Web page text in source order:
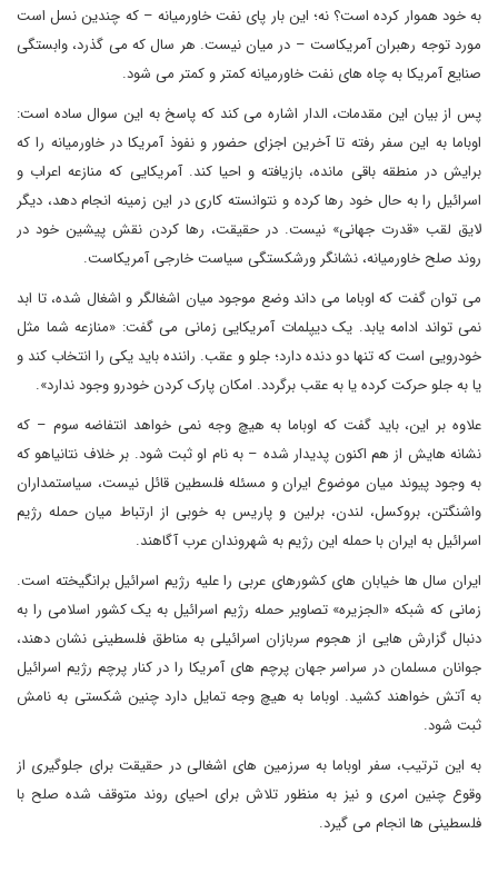
به خود هموار کرده است؟ نه؛ این بار پای نفت خاورمیانه – که چندین نسل است
مورد توجه رهبران آمریکاست – در میان نیست. هر سال که می گذرد، وابستگی
صنایع آمریکا به چاه های نفت خاورمیانه کمتر و کمتر می شود.
پس از بیان این مقدمات، الدار اشاره می کند که پاسخ به این سوال ساده است:
اوباما به این سفر رفته تا آخرین اجزای حضور و نفوذ آمریکا در خاورمیانه را که
برایش در منطقه باقی مانده، بازیافته و احیا کند. آمریکایی که منازعه اعراب و
اسرائیل را به حال خود رها کرده و نتوانسته کاری در این زمینه انجام دهد، دیگر
لایق لقب «قدرت جهانی» نیست. در حقیقت، رها کردن نقش پیشین خود در
روند صلح خاورمیانه، نشانگر ورشکستگی سیاست خارجی آمریکاست.
می توان گفت که اوباما می داند وضع موجود میان اشغالگر و اشغال شده، تا ابد
نمی تواند ادامه یابد. یک دیپلمات آمریکایی زمانی می گفت: «منازعه شما مثل
خودرویی است که تنها دو دنده دارد؛ جلو و عقب. راننده باید یکی را انتخاب کند و
یا به جلو حرکت کرده یا به عقب برگردد. امکان پارک کردن خودرو وجود ندارد».
علاوه بر این، باید گفت که اوباما به هیچ وجه نمی خواهد انتفاضه سوم – که
نشانه هایش از هم اکنون پدیدار شده – به نام او ثبت شود. بر خلاف نتانیاهو که
به وجود پیوند میان موضوع ایران و مسئله فلسطین قائل نیست، سیاستمداران
واشنگتن، بروکسل، لندن، برلین و پاریس به خوبی از ارتباط میان حمله رژیم
اسرائیل به ایران با حمله این رژیم به شهروندان عرب آگاهند.
ایران سال ها خیابان های کشورهای عربی را علیه رژیم اسرائیل برانگیخته است.
زمانی که شبکه «الجزیره» تصاویر حمله رژیم اسرائیل به یک کشور اسلامی را به
دنبال گزارش هایی از هجوم سربازان اسرائیلی به مناطق فلسطینی نشان دهند،
جوانان مسلمان در سراسر جهان پرچم های آمریکا را در کنار پرچم رژیم اسرائیل
به آتش خواهند کشید. اوباما به هیچ وجه تمایل دارد چنین شکستی به نامش
ثبت شود.
به این ترتیب، سفر اوباما به سرزمین های اشغالی در حقیقت برای جلوگیری از
وقوع چنین امری و نیز به منظور تلاش برای احیای روند متوقف شده صلح با
فلسطینی ها انجام می گیرد.